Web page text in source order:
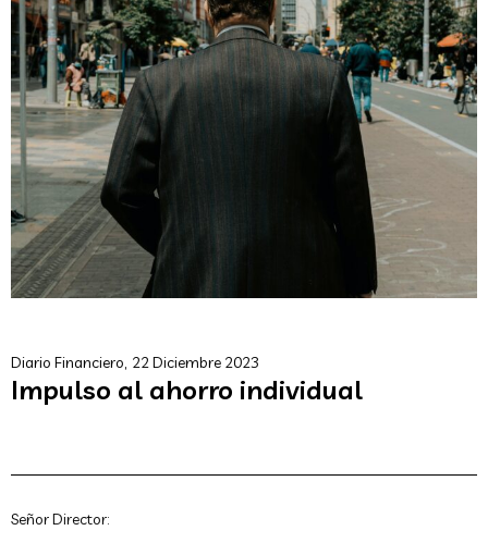
Diario Financiero, 22 Diciembre 2023
Impulso al ahorro individual
Señor Director: